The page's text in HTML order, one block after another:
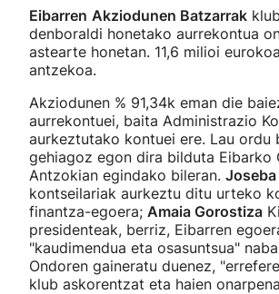
Eibarren Akziodunen Batzarrak
denboraldi honetako aurrekontua
astearte honetan. 11,6 milioi
antzekoa.
Akziodunen % 91,34k eman die
aurrekontuei, baita Administrazio
aurkeztutako kontuei ere. Lau ordu
gehiagoz egon dira bilduta Eibarko
Antzokian egindako bileran.
kontseilariak aurkeztu ditu urteko
finantza-egoera; Amaia Gorostiza
presidenteak, berriz, Eibarren
"kaudimendua eta osasuntsua"
Ondoren gaineratu duenez,
klub askorentzat eta haien